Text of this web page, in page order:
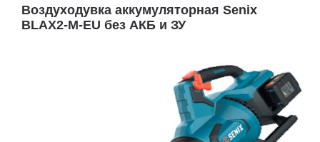
Воздуходувка аккумуляторная Senix
BLAX2-M-EU без АКБ и ЗУ